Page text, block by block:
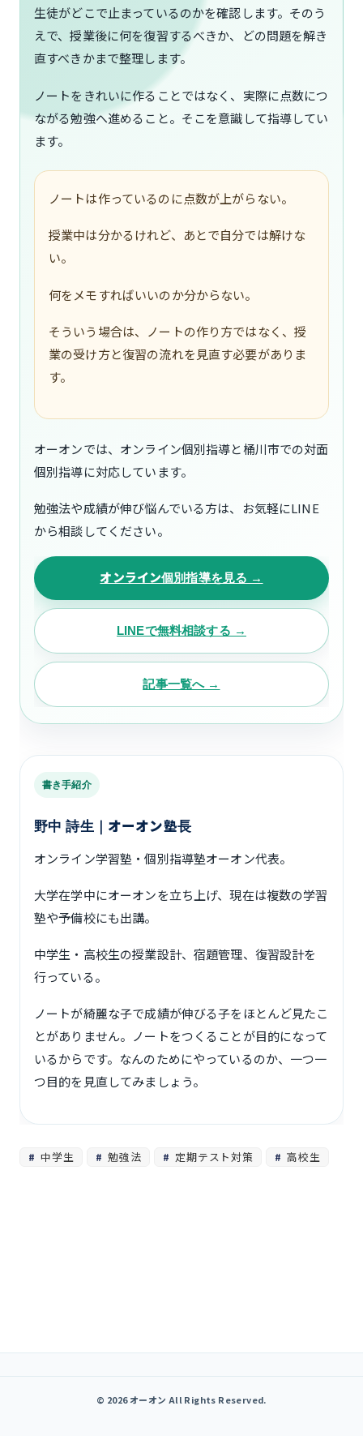
生徒がどこで止まっているのかを確認します。そのう
えで、授業後に何を復習するべきか、どの問題を解き
直すべきかまで整理します。
ノートをきれいに作ることではなく、実際に点数につ
ながる勉強へ進めること。そこを意識して指導してい
ます。
ノートは作っているのに点数が上がらない。
授業中は分かるけれど、あとで自分では解けな
い。
何をメモすればいいのか分からない。
そういう場合は、ノートの作り方ではなく、授
業の受け方と復習の流れを見直す必要がありま
す。
オーオンでは、オンライン個別指導と桶川市での対面
個別指導に対応しています。
勉強法や成績が伸び悩んでいる方は、お気軽にLINE
から相談してください。
オンライン個別指導を見る →
LINEで無料相談する →
記事一覧へ →
書き手紹介
野中 詩生｜オーオン塾長
オンライン学習塾・個別指導塾オーオン代表。
大学在学中にオーオンを立ち上げ、現在は複数の学習
塾や予備校にも出講。
中学生・高校生の授業設計、宿題管理、復習設計を
行っている。
ノートが綺麗な子で成績が伸びる子をほとんど見たこ
とがありません。ノートをつくることが目的になって
いるからです。なんのためにやっているのか、一つ一
つ目的を見直してみましょう。
中学生 勉強法 定期テスト対策 高校生
© 2026 オーオン All Rights Reserved.